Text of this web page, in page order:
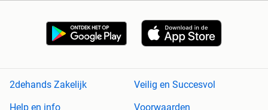
2dehands Zakelijk
Veilig en Succesvol
Help en info
Voorwaarden